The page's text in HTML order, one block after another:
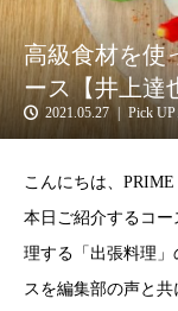
高級食材を使
ース【井上達
2021.05.27 Pick
こんにちは、PRIME
本日ご紹介するコ
理する「出張料理」
スを編集部の声と共